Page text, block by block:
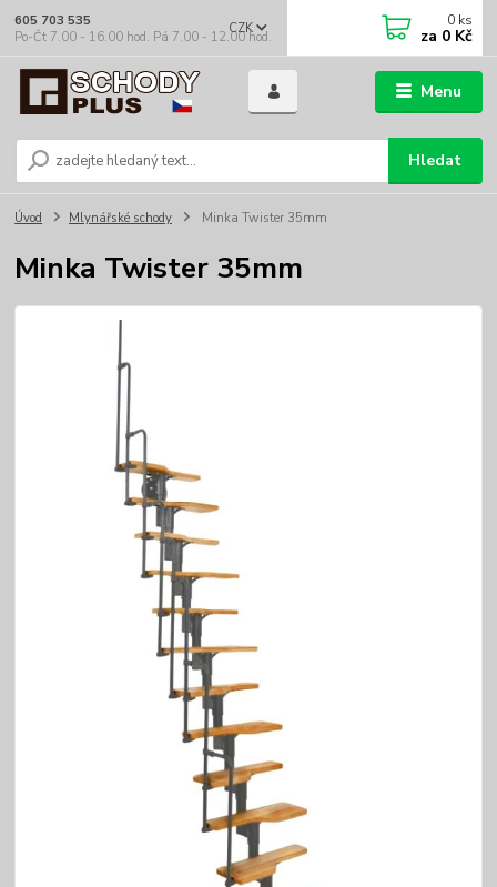
Menu
CZK
Hledat
605 703 535
Po-Čt 7.00 - 16.00 hod. Pá 7.00 - 12.00 hod.
0 ks
za 0 Kč
Úvod Mlynářské schody Minka Twister 35mm
Minka Twister 35mm